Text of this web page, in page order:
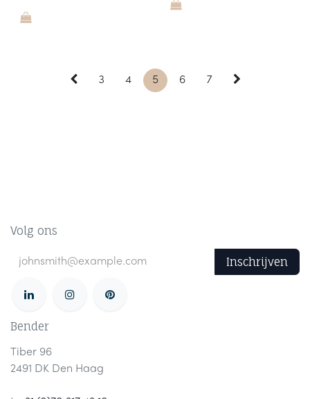
3 4 5 6 7
Volg ons
Inschrijven
Bender
Tiber 96
2491 DK Den Haag